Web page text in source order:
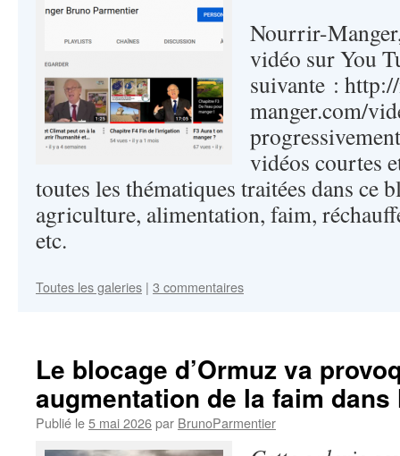
Nourrir-
vidéo sur You
suivante :
manger.com/
vidéos courtes
toutes les thématiques traitées dans ce
agriculture, alimentation, faim,
etc.
Toutes les galeries | 3 commentaires
Le blocage d’Ormuz va
augmentation de la faim dans
Publié le5 mai 2026par BrunoParmentier